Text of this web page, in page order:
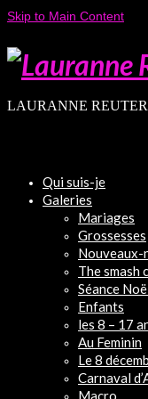
Skip to Main Content
LAURANNE
Qui suis-je
Galeries
Mariages
Grossesses
Nouveaux-
The smash
Séance
Enfants
les 8 – 17
Au Feminin
Le 8
Carnaval
Macro